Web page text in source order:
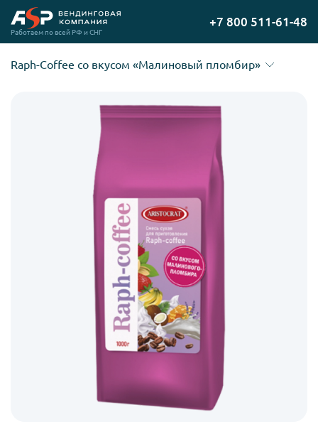
Перейти
на
Работаем по всей РФ и СНГ
+7 800 511-61-48
Raph-Coffee со вкусом «Малиновый пломбир»